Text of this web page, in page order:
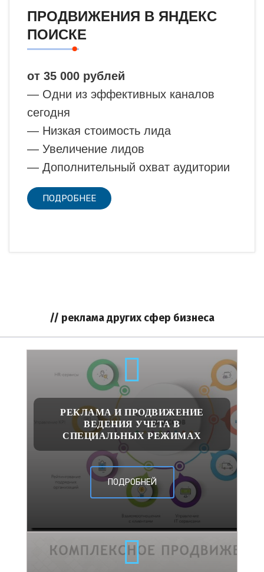
ПРОДВИЖЕНИЯ В ЯНДЕКС
ПОИСКЕ
от 35 000 рублей
— Одни из эффективных каналов
сегодня
— Низкая стоимость лида
— Увеличение лидов
— Дополнительный охват аудитории
ПОДРОБНЕЕ
// реклама других сфер бизнеса
РЕКЛАМА И ПРОДВИЖЕНИЕ
ВЕДЕНИЯ УЧЕТА В
СПЕЦИАЛЬНЫХ РЕЖИМАХ
ПОДРОБНЕЙ